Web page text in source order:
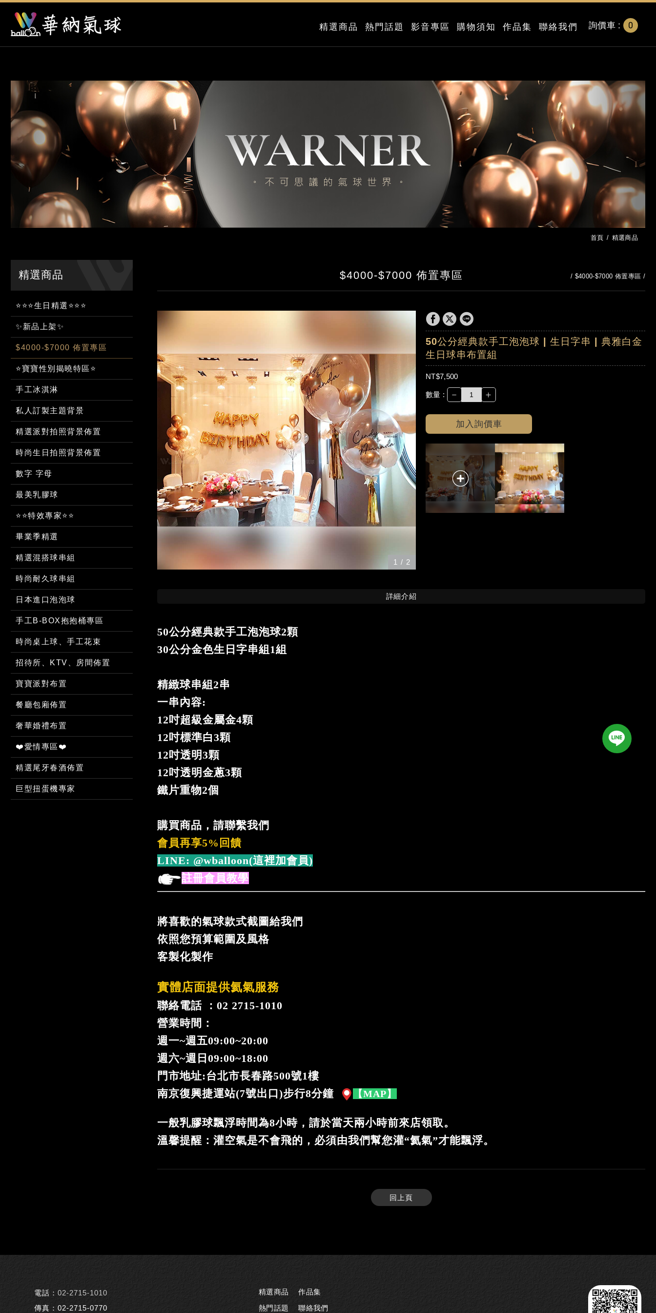
精選商品 熱門話題 影音專區 購物須知 作品集 聯絡我們 詢價車 : 0
首頁 精選商品
精選商品
⭐⭐⭐生日精選⭐⭐⭐
✨新品上架✨
$4000-$7000 佈置專區
⭐寶寶性別揭曉特區⭐
手工冰淇淋
私人訂製主題背景
精選派對拍照背景佈置
時尚生日拍照背景佈置
數字 字母
最美乳膠球
⭐⭐特效專家⭐⭐
畢業季精選
精選混搭球串組
時尚耐久球串組
日本進口泡泡球
手工B-BOX抱抱桶專區
時尚桌上球、手工花束
招待所、KTV、房間佈置
寶寶派對布置
餐廳包廂佈置
奢華婚禮布置
❤️愛情專區❤️
精選尾牙春酒佈置
巨型扭蛋機專家
$4000-$7000 佈置專區 $4000-$7000 佈置專區
50公分經典款手工泡泡球 | 生日字串 | 典雅白金
生日球串布置組
NT$7,500
數量 : － ＋
加入詢價車
1 / 2
詳細介紹
50公分經典款手工泡泡球2顆
30公分金色生日字串組1組
精緻球串組2串
一串內容:
12吋超級金屬金4顆
12吋標準白3顆
12吋透明3顆
12吋透明金蔥3顆
鐵片重物2個
購買商品，請聯繫我們
會員再享5%回饋
LINE: @wballoon(這裡加會員)
註冊會員教學
將喜歡的氣球款式截圖給我們
依照您預算範圍及風格
客製化製作
實體店面提供氦氣服務
聯絡電話 ：02 2715-1010
營業時間：
週一~週五09:00~20:00
週六~週日09:00~18:00
門市地址:台北市長春路500號1樓
南京復興捷運站(7號出口)步行8分鐘
【MAP】
一般乳膠球飄浮時間為8小時，請於當天兩小時前來店領取。
溫馨提醒：灌空氣是不會飛的，必須由我們幫您灌“氦氣”才能飄浮。
回上頁
電話： 02-2715-1010
傳真：02-2715-0770
精選商品
熱門話題
作品集
聯絡我們